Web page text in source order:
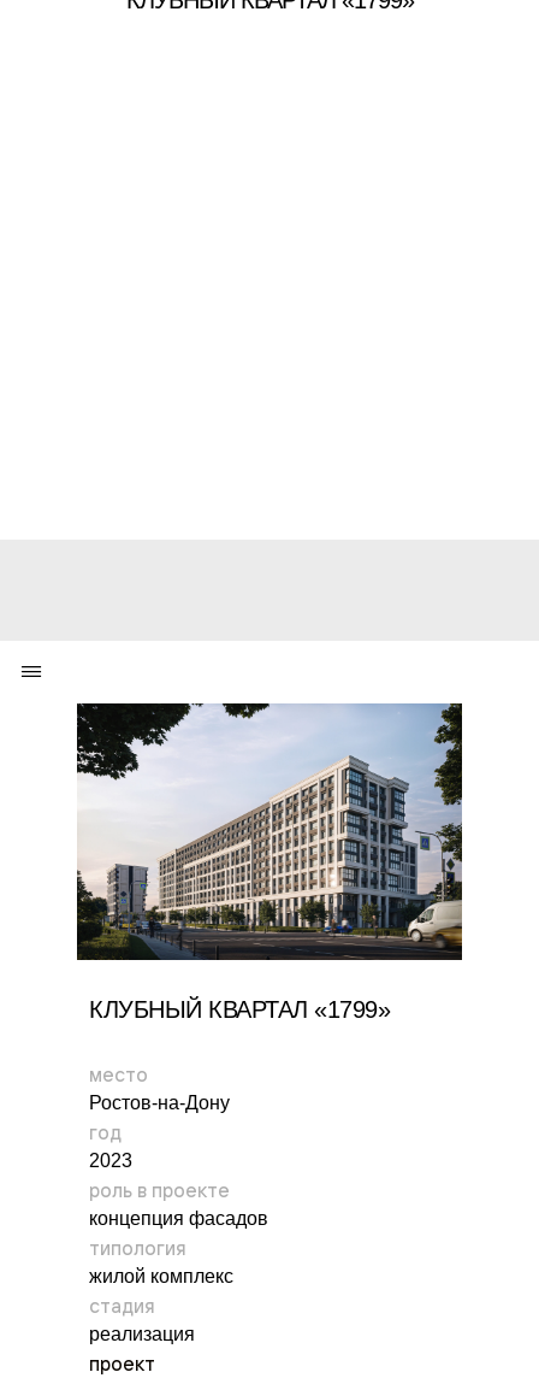
КЛУБНЫЙ КВАРТАЛ «1799»
место
Ростов-на-Дону
год
2023
роль в проекте
концепция фасадов
типология
жилой комплекс
стадия
реализация
проект